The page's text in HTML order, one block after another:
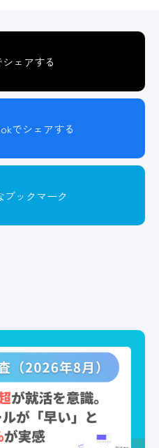
シェアする
でシェアする
ブックマーク